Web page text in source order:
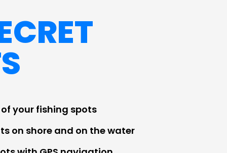
your fishing spots
on shore and on the water